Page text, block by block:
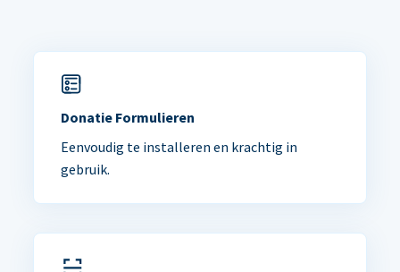
Donatie Formulieren
Eenvoudig te installeren en krachtig in
gebruik.